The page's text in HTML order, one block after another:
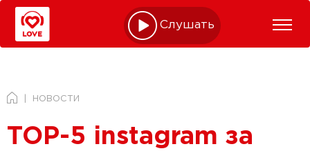
Слушать online
НОВОСТИ
TOP-5 instagram за